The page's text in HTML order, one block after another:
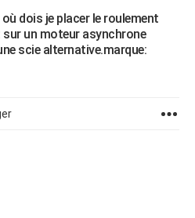
dois je placer le roulement
sur un moteur asynchrone
scie alternative.marque: